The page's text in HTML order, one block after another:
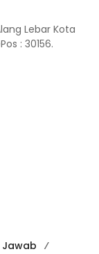
Lebar Kota
: 30156.
Jawab